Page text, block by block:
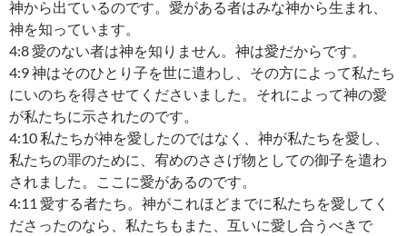
神から出ているのです。愛がある者はみな神から生まれ、
神を知っています。
4:8 愛のない者は神を知りません。神は愛だからです。
4:9 神はそのひとり子を世に遣わし、その方によって私たち
にいのちを得させてくださいました。それによって神の愛
が私たちに示されたのです。
4:10 私たちが神を愛したのではなく、神が私たちを愛し、
私たちの罪のために、宥めのささげ物としての御子を遣わ
されました。ここに愛があるのです。
4:11 愛する者たち。神がこれほどまでに私たちを愛してく
ださったのなら、私たちもまた、互いに愛し合うべきで